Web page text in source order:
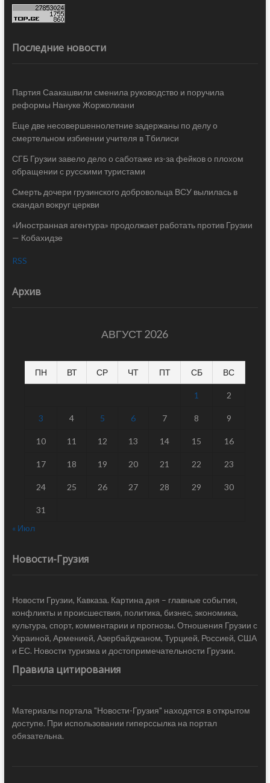
Последние новости
Партия Саакашвили сменила руководство и поручила
реформы Нануке Жоржолиани
Еще две несовершеннолетние задержаны по делу о
смертельном избиении учителя в Тбилиси
СГБ Грузии завело дело о саботаже из-за фейков о плохом
обращении с русскими туристами
Смерть дочери грузинского добровольца ВСУ вылилась в
скандал вокруг церкви
«Иностранная агентура» продолжает работать против Грузии
— Кобахидзе
RSS
Архив
АВГУСТ 2026
ПН ВТ СР ЧТ ПТ СБ ВС
1 2
3 4 5 6 7 8 9
10 11 12 13 14 15 16
17 18 19 20 21 22 23
24 25 26 27 28 29 30
31
« Июл
Новости-Грузия
Новости Грузии, Кавказа. Картина дня – главные события,
конфликты и происшествия, политика, бизнес, экономика,
культура, спорт, комментарии и прогнозы. Отношения Грузии с
Украиной, Арменией, Азербайджаном, Турцией, Россией, США
и ЕС. Новости туризма и достопримечательности Грузии.
Правила цитирования
Материалы портала "Новости-Грузия" находятся в открытом
доступе. При использовании гиперссылка на портал
обязательна.